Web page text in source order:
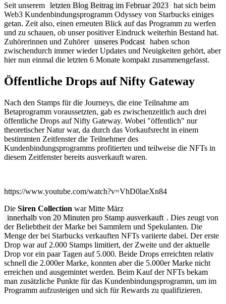
Seit unserem letzten Blog Beitrag im Februar 2023 hat sich beim
Web3 Kundenbindungsprogramm Odyssey von Starbucks einiges
getan. Zeit also, einen erneuten Blick auf das Programm zu werfen
und zu schauen, ob unser positiver Eindruck weiterhin Bestand hat.
Zuhörerinnen und Zuhörer unseres Podcast haben schon
zwischendurch immer wieder Updates und Neuigkeiten gehört, aber
hier nun einmal die letzten 6 Monate kompakt zusammengefasst.
Öffentliche Drops auf Nifty Gateway
Nach den Stamps für die Journeys, die eine Teilnahme am
Betaprogramm voraussetzten, gab es zwischenzeitlich auch drei
öffentliche Drops auf Nifty Gateway. Wobei "öffentlich" nur
theoretischer Natur war, da durch das Vorkaufsrecht in einem
bestimmten Zeitfenster die Teilnehmer des
Kundenbindungsprogramms profitierten und teilweise die NFTs in
diesem Zeitfenster bereits ausverkauft waren.
https://www.youtube.com/watch?v=VhD0laeXn84
Die Siren Collection war Mitte März
innerhalb von 20 Minuten pro Stamp ausverkauft . Dies zeugt von
der Beliebtheit der Marke bei Sammlern und Spekulanten. Die
Menge der bei Starbucks verkauften NFTs variierte dabei. Der erste
Drop war auf 2.000 Stamps limitiert, der Zweite und der aktuelle
Drop vor ein paar Tagen auf 5.000. Beide Drops erreichten relativ
schnell die 2.000er Marke, konnten aber die 5.000er Marke nicht
erreichen und ausgemintet werden. Beim Kauf der NFTs bekam
man zusätzliche Punkte für das Kundenbindungsprogramm, um im
Programm aufzusteigen und sich für Rewards zu qualifizieren.